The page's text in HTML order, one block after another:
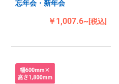
忘年会・新年会
￥1,007.6~[税込]